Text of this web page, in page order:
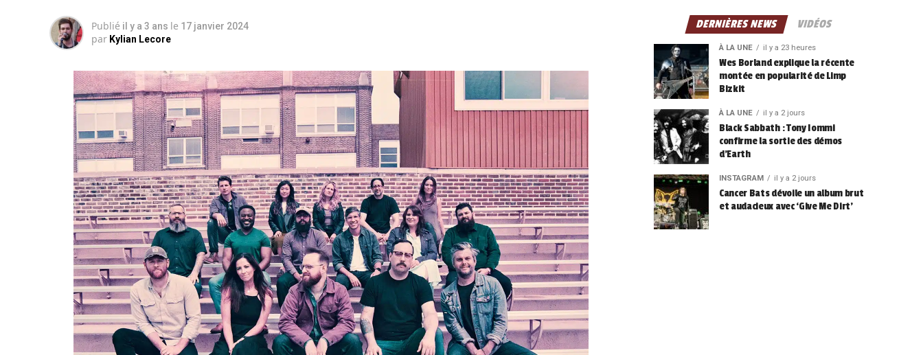
Publié il y a 3 ans le 17 janvier 2024
par Kylian Lecore
DERNIÈRES NEWS VIDÉOS
À LA UNE il y a 23 heures
Wes Borland explique la récente
montée en popularité de Limp
Bizkit
À LA UNE il y a 2 jours
Black Sabbath : Tony Iommi
confirme la sortie des démos
d’Earth
INSTAGRAM il y a 2 jours
Cancer Bats dévoile un album brut
et audacieux avec ‘Give Me Dirt’